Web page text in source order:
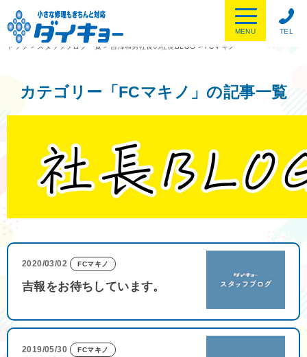
TEL
MENU
トップ
> スタッフブログ一覧 > 吉澤和男社長の社長BLOG > FCマキノ
カテゴリー「FCマキノ」の記事一覧
2020/03/02 FCマキノ
吉報をお待ちしています。
2019/05/30 FCマキノ